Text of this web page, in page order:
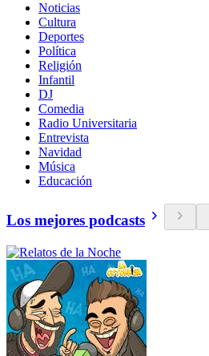
Noticias
Cultura
Deportes
Política
Religión
Infantil
DJ
Comedia
Radio Universitaria
Entrevista
Navidad
Música
Educación
Los mejores podcasts